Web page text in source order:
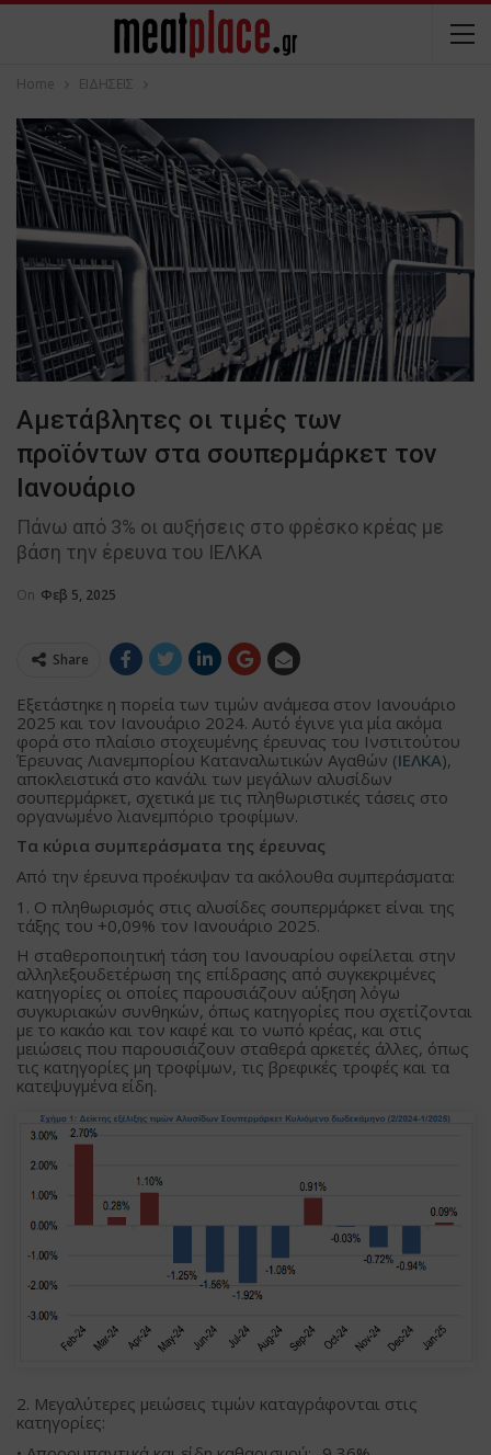
Home ΕΙΔΗΣΕΙΣ
Αμετάβλητες οι τιμές των
προϊόντων στα σουπερμάρκετ τον
Ιανουάριο
Πάνω από 3% οι αυξήσεις στο φρέσκο κρέας με
βάση την έρευνα του ΙΕΛΚΑ
On Φεβ 5, 2025
Share
Εξετάστηκε η πορεία των τιμών ανάμεσα στον Ιανουάριο
2025 και τον Ιανουάριο 2024. Αυτό έγινε για μία ακόμα
φορά στο πλαίσιο στοχευμένης έρευνας του Ινστιτούτου
Έρευνας Λιανεμπορίου Καταναλωτικών Αγαθών (ΙΕΛΚΑ),
αποκλειστικά στο κανάλι των μεγάλων αλυσίδων
σουπερμάρκετ, σχετικά με τις πληθωριστικές τάσεις στο
οργανωμένο λιανεμπόριο τροφίμων.
Τα κύρια συμπεράσματα της έρευνας
Από την έρευνα προέκυψαν τα ακόλουθα συμπεράσματα:
1. Ο πληθωρισμός στις αλυσίδες σουπερμάρκετ είναι της
τάξης του +0,09% τον Ιανουάριο 2025.
Η σταθεροποιητική τάση του Ιανουαρίου οφείλεται στην
αλληλεξουδετέρωση της επίδρασης από συγκεκριμένες
κατηγορίες οι οποίες παρουσιάζουν αύξηση λόγω
συγκυριακών συνθηκών, όπως κατηγορίες που σχετίζονται
με το κακάο και τον καφέ και το νωπό κρέας, και στις
μειώσεις που παρουσιάζουν σταθερά αρκετές άλλες, όπως
τις κατηγορίες μη τροφίμων, τις βρεφικές τροφές και τα
κατεψυγμένα είδη.
2. Μεγαλύτερες μειώσεις τιμών καταγράφονται στις
κατηγορίες: